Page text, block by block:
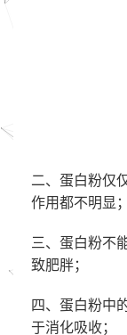
二、蛋白粉仅
作用都不明显；
三、蛋白粉不
致肥胖；
四、蛋白粉中
于消化吸收；